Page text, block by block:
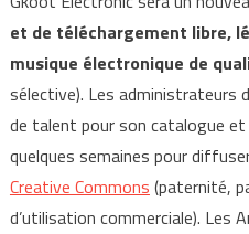
et de téléchargement libre,
musique électronique de
sélective). Les administrateurs
de talent pour son catalogue
quelques semaines pour
Creative Commons (paternité,
d’utilisation commerciale). Les